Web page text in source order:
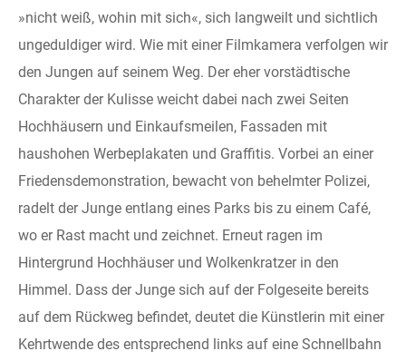
»nicht weiß, wohin mit sich«, sich langweilt und sichtlich
ungeduldiger wird. Wie mit einer Filmkamera verfolgen wir
den Jungen auf seinem Weg. Der eher vorstädtische
Charakter der Kulisse weicht dabei nach zwei Seiten
Hochhäusern und Einkaufsmeilen, Fassaden mit
haushohen Werbeplakaten und Graffitis. Vorbei an einer
Friedensdemonstration, bewacht von behelmter Polizei,
radelt der Junge entlang eines Parks bis zu einem Café,
wo er Rast macht und zeichnet. Erneut ragen im
Hintergrund Hochhäuser und Wolkenkratzer in den
Himmel. Dass der Junge sich auf der Folgeseite bereits
auf dem Rückweg befindet, deutet die Künstlerin mit einer
Kehrtwende des entsprechend links auf eine Schnellbahn